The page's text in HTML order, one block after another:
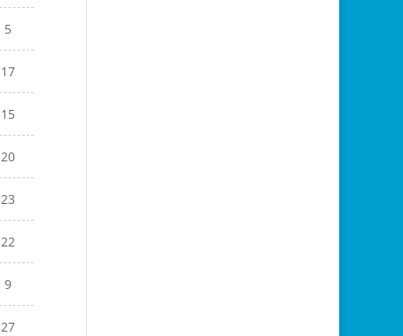
5
17
15
20
23
22
9
27